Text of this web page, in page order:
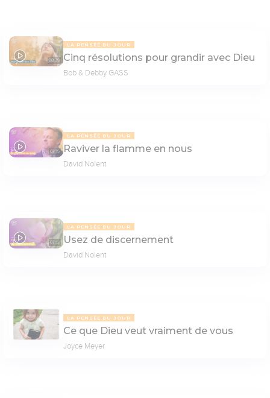
08:39
LA PENSÉE DU JOUR
Cinq résolutions pour grandir avec Dieu
Bob & Debby GASS
07:15
LA PENSÉE DU JOUR
Raviver la flamme en nous
David Nolent
07:13
LA PENSÉE DU JOUR
Usez de discernement
David Nolent
LA PENSÉE DU JOUR
Ce que Dieu veut vraiment de vous
Joyce Meyer